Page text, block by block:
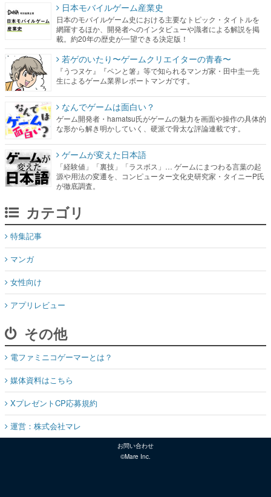
日本モバイルゲーム産業史
日本のモバイルゲーム史における主要なトピック・タイトルを
網羅するほか、開発者へのインタビューや識者による解説を掲
載。約20年の歴史が一望できる決定版！
若ゲのいたり〜ゲームクリエイターの青春〜
『うつヌケ』『ペンと箸』等で知られるマンガ家・田中圭一先
生によるゲーム業界レポートマンガです。
なんでゲームは面白い？
ゲーム開発者・hamatsu氏がゲームの魅力を画面や操作の具体的
な形から解き明かしていく、硬派で骨太な評論連載です。
ゲームが変えた日本語
「経験値」「裏技」「ラスボス」… ゲームにまつわる言葉の起
源や用法の変遷を、コンピューター文化史研究家・タイニーP氏
が徹底調査。
カテゴリ
特集記事
マンガ
女性向け
アプリレビュー
その他
電ファミニコゲーマーとは？
媒体資料はこちら
XプレゼントCP応募規約
運営：株式会社マレ
お問い合わせ
©Mare Inc.